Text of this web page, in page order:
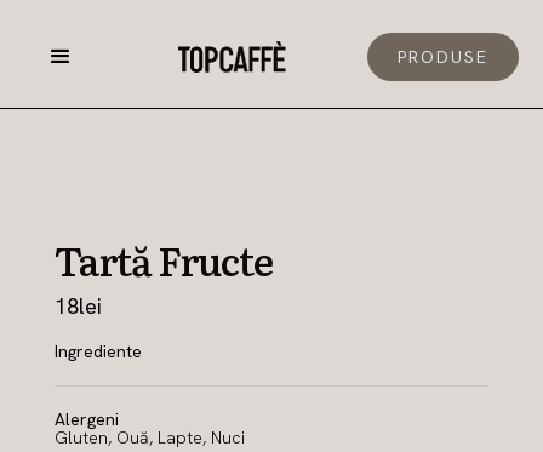
PRODUSE
Tartă Fructe
18lei
Ingrediente
Alergeni
Gluten, Ouă, Lapte, Nuci